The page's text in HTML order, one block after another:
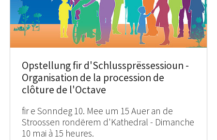
Opstellung fir d'Schlussprëssessioun -
Organisation de la procession de
clôture de l'Octave
fir e Sonndeg 10. Mee um 15 Auer an de
Stroossen rondërem d'Kathedral - Dimanche
10 mai à 15 heures.